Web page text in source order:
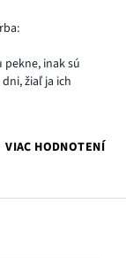
inak sú
žiaľ ja ich
VIAC HODNOTENÍ